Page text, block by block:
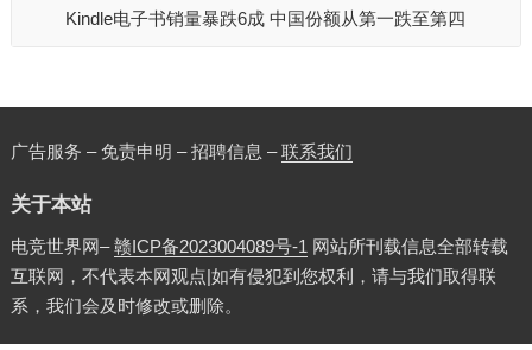
Kindle电子书销量暴跌6成 中国份额从第一跌至第四
广告服务 – 免责申明 – 招聘信息 –联系我们
关于本站
电竞世界网–赣ICP备2023004089号-1 网站所刊载信息全部转载
互联网，不代表本网观点|如有侵犯到您权利，请与我们取得联
系，我们会及时修改或删除。